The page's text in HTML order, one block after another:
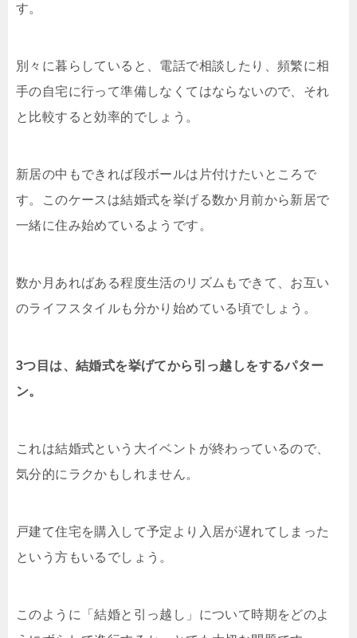
す。
別々に暮らしていると、電話で相談したり、頻繁に相
手の自宅に行って準備しなくてはならないので、それ
と比較すると効率的でしょう。
新居の中もできれば段ボールは片付けたいところで
す。このケースは結婚式を挙げる数か月前から新居で
一緒に住み始めているようです。
数か月あればある程度生活のリズムもできて、お互い
のライフスタイルも分かり始めている頃でしょう。
3つ目は、結婚式を挙げてから引っ越しをするパター
ン。
これは結婚式という大イベントが終わっているので、
気分的にラクかもしれません。
戸建て住宅を購入して予定より入居が遅れてしまった
という方もいるでしょう。
このように「結婚と引っ越し」について時期をどのよ